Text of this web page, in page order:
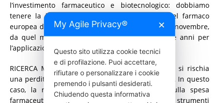
l’investimento farmaceutico e biotecnologico: dobbiamo
tenere la barra dritta. La riforma legislativa del farmaco
europea dovrebbe vedere l’approvazione finale a novembre,
da quel momento gli Stati membri avranno due anni per
l’applicazione”.
RICERCA MENO ATTRATTIVA. Altro ambito in cui si rischia
una perdita di competitività è quello dei rimborsi. In questo
caso, la ricerca di un risparmio immediato sulla spesa
farmaceutica, perseguita in modo lineare e con strumenti
My Agile Privacy® ✕
Questo sito utilizza cookie tecnici
e di profilazione. Puoi accettare,
rifiutare o personalizzare i cookie
premendo i pulsanti desiderati.
Chiudendo questa informativa